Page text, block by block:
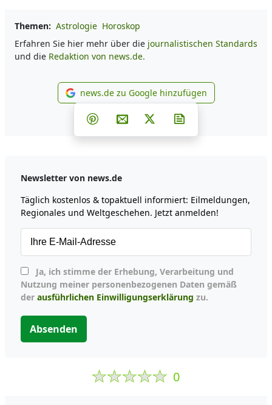
Themen: Astrologie Horoskop
Erfahren Sie hier mehr über die journalistischen Standards
und die Redaktion von news.de.
news.de zu Google
news.de zu Google hinzufügen
Teilen auf Facebook
Teilen auf Whatsapp
Teilen auf Telegram
Teilen auf Pinterest
Per E-Mail teilen
Post auf X
Newsletter von news.de
Täglich kostenlos & topaktuell informiert: Eilmeldungen,
Regionales und Weltgeschehen. Jetzt anmelden!
Nutzung meiner personenbezogenen Daten gemäß
der ausführlichen Einwilligungserklärung zu.
Absenden
0